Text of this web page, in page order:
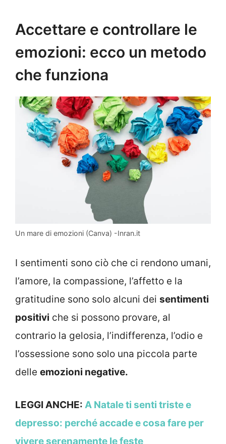
Accettare e controllare le
emozioni: ecco un metodo
che funziona
Un mare di emozioni (Canva) -Inran.it
I sentimenti sono ciò che ci rendono umani,
l’amore, la compassione, l’affetto e la
gratitudine sono solo alcuni dei sentimenti
positivi che si possono provare, al
contrario la gelosia, l’indifferenza, l’odio e
l’ossessione sono solo una piccola parte
delle emozioni negative.
LEGGI ANCHE: A Natale ti senti triste e
depresso: perché accade e cosa fare per
vivere serenamente le feste